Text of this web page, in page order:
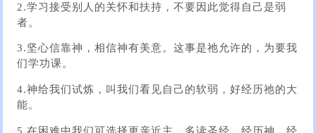
2.学习接受别人的关怀和扶持，不要因此觉得自己是弱
者。
3.坚心信靠神，相信神有美意。这事是祂允许的，为要我
们学功课。
4.神给我们试炼，叫我们看见自己的软弱，好经历祂的大
能。
5.在困难中我们可选择更亲近主，多读圣经，经历神，经